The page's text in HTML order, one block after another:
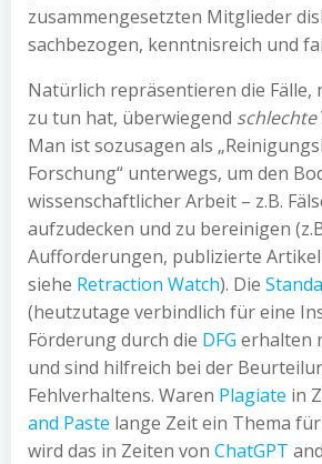
zusammengesetzten Mitglieder
sachbezogen, kenntnisreich und
Natürlich repräsentieren die Fälle,
zu tun hat, überwiegend schlechte
Man ist sozusagen als
Forschung“ unterwegs, um den
wissenschaftlicher Arbeit – z.B.
aufzudecken und zu bereinigen
Aufforderungen, publizierte
siehe Retraction Watch). Die
(heutzutage verbindlich für eine
Förderung durch die DFG erhalten
und sind hilfreich bei der
Fehlverhaltens. Waren Plagiate in
and Paste lange Zeit ein Thema
wird das in Zeiten von ChatGPT